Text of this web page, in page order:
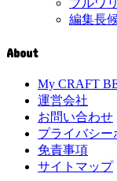
編集長
About
My CRAFT
運営会社
お問い合わせ
プライバシー
免責事項
サイトマップ